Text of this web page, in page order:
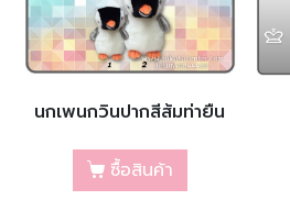
นกเพนกวินปากสีส้มท่ายืน
ซื้อสินค้า